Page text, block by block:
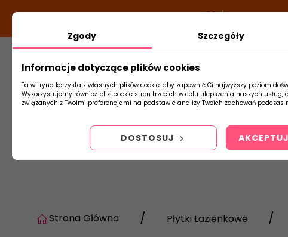
DODATKOWY RABAT Z KODEM:NEWLOOK26/TUBADZIN-
Płytki
Strona Główna Płytki Łazienkowe
Zgody Szczegóły
Informacje dotyczące plików cookies
Ta witryna korzysta z własnych plików cookie, aby zapewnić Ci najwyższy poziom
Wykorzystujemy również pliki cookie stron trzecich w celu ulepszenia naszych
związanych z Twoimi preferencjami na podstawie analizy Twoich zachowań podczas
DOSTOSUJ